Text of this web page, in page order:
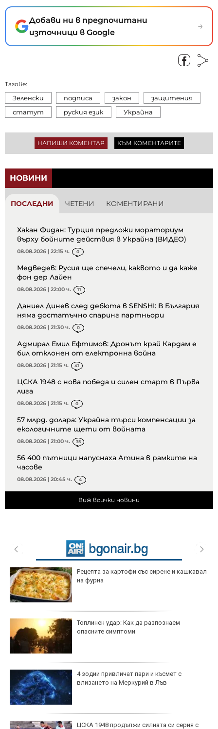
Добави ни в предпочитани
източници в Google
→
Тагове:
Зеленски подписа закон
защитения
статут
руския език Украйна
НАПИШИ КОМЕНТАР КЪМ КОМЕНТАРИТЕ
НОВИНИ
ПОСЛЕДНИ ЧЕТЕНИ КОМЕНТИРАНИ
Хакан Фидан: Турция предложи мораториум
върху бойните действия в Украйна (ВИДЕО)
08.08.2026 | 22:15 ч. 0
Медведев: Русия ще спечели, каквото и да каже
фон дер Лайен
08.08.2026 | 22:00 ч. 11
Даниел Динев след дебюта в SENSHI: В България
няма достатъчно спаринг партньори
08.08.2026 | 21:30 ч. 0
Адмирал Емил Ефтимов: Дронът край Кардам е
бил отклонен от електронна война
08.08.2026 | 21:15 ч. 41
ЦСКА 1948 с нова победа и силен старт в Първа
лига
08.08.2026 | 21:15 ч. 0
57 млрд. долара: Украйна търси компенсации за
екологичните щети от войната
08.08.2026 | 21:00 ч. 35
56 400 пътници напуснаха Атина в рамките на
часове
08.08.2026 | 20:45 ч. 4
Виж всички новини
Рецепта за картофи със сирене и кашкавал
на фурна
Топлинен удар: Как да разпознаем
опасните симптоми
4 зодии привличат пари и късмет с
влизането на Меркурий в Лъв
ЦСКА 1948 продължи силната си серия с